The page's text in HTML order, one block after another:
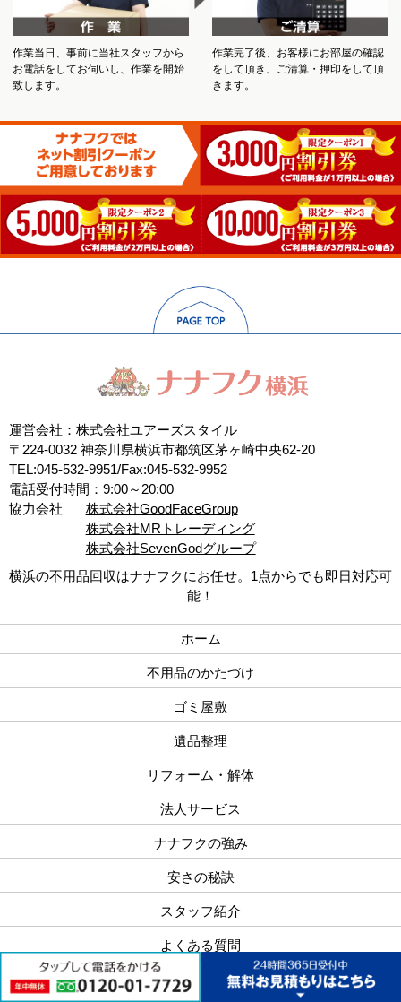
作業当日、事前に当社スタッフから
お電話をしてお伺いし、作業を開始
致します。
作業完了後、お客様にお部屋の確認
をして頂き、ご清算・押印をして頂
きます。
運営会社：株式会社ユアーズスタイル
〒224-0032 神奈川県横浜市都筑区茅ヶ崎中央62-20
TEL:045-532-9951/Fax:045-532-9952
電話受付時間：9:00～20:00
協力会社
株式会社GoodFaceGroup
株式会社MRトレーディング
株式会社SevenGodグループ
横浜の不用品回収はナナフクにお任せ。1点からでも即日対応可
能！
ホーム
不用品のかたづけ
ゴミ屋敷
遺品整理
リフォーム・解体
法人サービス
ナナフクの強み
安さの秘訣
スタッフ紹介
よくある質問
料金システム